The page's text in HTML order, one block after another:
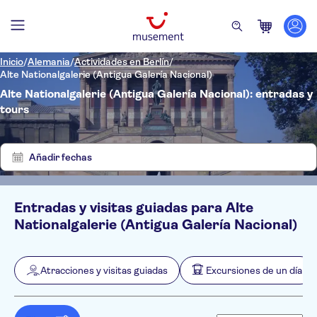
Inicio/Alemania/Actividades en Berlín/
Alte Nationalgalerie (Antigua Galería Nacional)
Alte Nationalgalerie (Antigua Galería Nacional): entradas y
tours
Añadir fechas
FiltrosPrecio (por adulto)
Mín. € Máx. €
Hotel pickup
NO-PICKUP
Bono electrónico
Confirmación al momento
Distribuidor oficial
Wheelchair access
Categorías
Atracciones y visitas guiadas
Excursiones de un día
Idiomas de la actividad
Alemán
Mostrar
4
resultados
Entradas y visitas guiadas para Alte
Nationalgalerie (Antigua Galería Nacional)
Atracciones y visitas guiadas Excursiones de un día